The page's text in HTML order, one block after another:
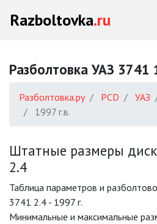
Razboltovka.ru
Разболтовка УАЗ 3741
Разболтовка.ру PCD УАЗ
1997 г.в.
Штатные размеры
2.4
Таблица параметров и
3741 2.4 - 1997 г.
Минимальные и максимальные